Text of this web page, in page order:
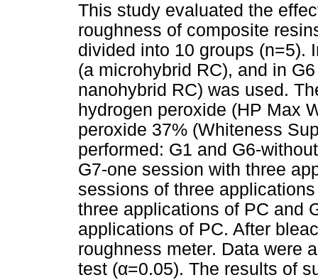
This study evaluated the
roughness of composite
divided into 10 groups (n=5).
(a microhybrid RC), and in
nanohybrid RC) was used.
hydrogen peroxide (HP Max
peroxide 37% (Whiteness
performed: G1 and G6-
G7-one session with three
sessions of three
three applications of PC and
applications of PC. After
roughness meter. Data were
test (α=0.05). The results of